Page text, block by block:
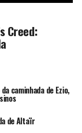
Creed:
caminhada de Ezio,
de Altaïr